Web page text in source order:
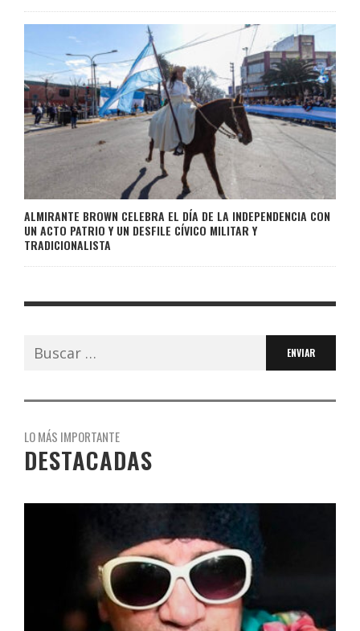
ALMIRANTE BROWN CELEBRA EL DÍA DE LA INDEPENDENCIA CON
UN ACTO PATRIO Y UN DESFILE CÍVICO MILITAR Y
TRADICIONALISTA
Buscar:
LO MÁS IMPORTANTE
DESTACADAS